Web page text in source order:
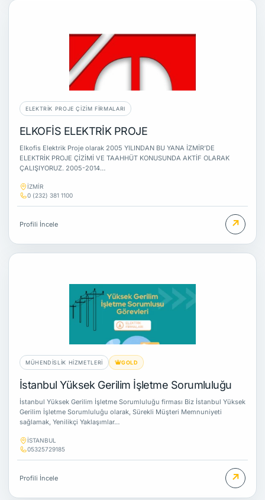
ELEKTRIK PROJE ÇIZIM FIRMALARI
ELKOFİS ELEKTRİK PROJE
Elkofis Elektrik Proje olarak 2005 YILINDAN BU YANA İZMİR’DE
ELEKTRİK PROJE ÇİZİMİ VE TAAHHÜT KONUSUNDA AKTİF OLARAK
ÇALIŞIYORUZ. 2005-2014…
İZMİR
0 (232) 381 1100
Profili İncele ↗
MÜHENDISLIK HIZMETLERI GOLD
İstanbul Yüksek Gerilim İşletme Sorumluluğu
İstanbul Yüksek Gerilim İşletme Sorumluluğu firması Biz İstanbul Yüksek
Gerilim İşletme Sorumluluğu olarak, Sürekli Müşteri Memnuniyeti
sağlamak, Yenilikçi Yaklaşımlar…
İSTANBUL
05325729185
Profili İncele ↗